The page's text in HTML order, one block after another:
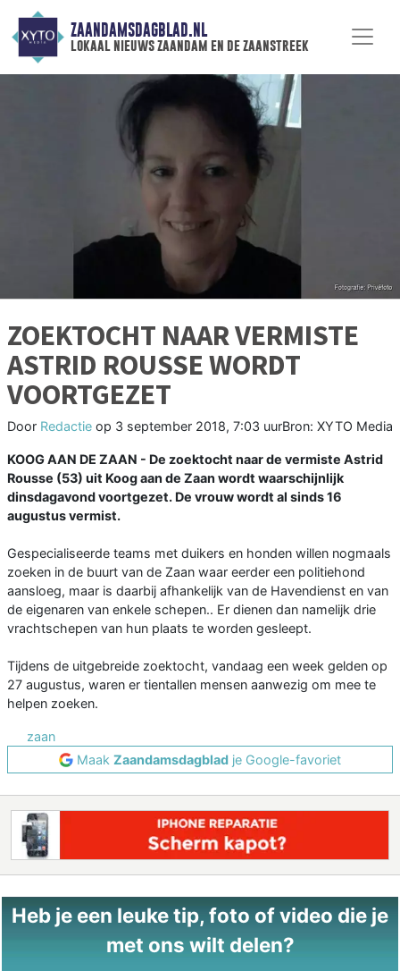
ZAANDAMSDAGBLAD.NL
lokaal nieuws zaandam en de zaanstreek
ZOEKTOCHT NAAR VERMISTE
ASTRID ROUSSE WORDT
VOORTGEZET
Door Redactie op 3 september 2018, 7:03 uurBron: XYTO Media
KOOG AAN DE ZAAN - De zoektocht naar de vermiste Astrid
Rousse (53) uit Koog aan de Zaan wordt waarschijnlijk
dinsdagavond voortgezet. De vrouw wordt al sinds 16
augustus vermist.
Gespecialiseerde teams met duikers en honden willen nogmaals
zoeken in de buurt van de Zaan waar eerder een politiehond
aansloeg, maar is daarbij afhankelijk van de Havendienst en van
de eigenaren van enkele schepen.. Er dienen dan namelijk drie
vrachtschepen van hun plaats te worden gesleept.
Tijdens de uitgebreide zoektocht, vandaag een week gelden op
27 augustus, waren er tientallen mensen aanwezig om mee te
helpen zoeken.
zaan
Maak Zaandamsdagblad je Google-favoriet
Heb je een leuke tip, foto of video die je
met ons wilt delen?